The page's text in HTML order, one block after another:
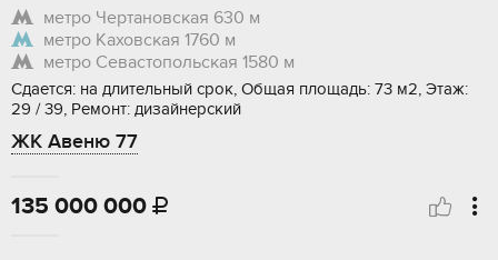
метро Чертановская 630 м
метро Каховская 1760 м
метро Севастопольская 1580 м
Сдается: на длительный срок, Общая площадь: 73 м2, Этаж:
29 / 39, Ремонт: дизайнерский
ЖК Авеню 77
135 000 000 